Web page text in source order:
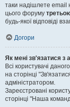
таки надішлете email
цього форуму
будь-якої відповіді
Догори
Як мені зв'язатися з
Всі користувачі
на сторінці
адміністратором.
Зареєстровані
сторінці "Наша